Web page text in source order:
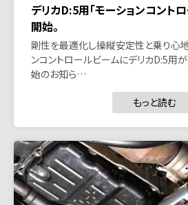
デリカD:5用「モーションコント
開始。
剛性を最適化し操縦安定性と乗り心
ンコントロールビームにデリカD:5用
始のお知ら…
もっと読む